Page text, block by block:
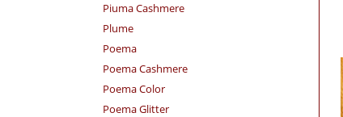
Piuma Cashmere
Plume
Poema
Poema Cashmere
Poema Color
Poema Glitter